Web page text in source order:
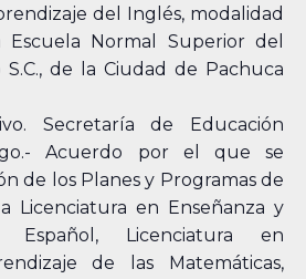
del Inglés, modalidad
Escuela Normal Superior del
de la Ciudad de Pachuca
Secretaría de Educación
Acuerdo por el que se
de los Planes y Programas de
Licenciatura en Enseñanza y
Español, Licenciatura en
de las Matemáticas,